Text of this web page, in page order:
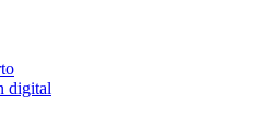
digital